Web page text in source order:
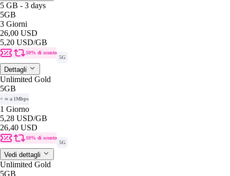
5 GB - 3 days
5GB
3 Giorni
26,00 USD
5,20 USD/GB
10% di sconto
5G
Dettagli
Unlimited Gold
5GB
+ ∞ a 1Mbps
1 Giorno
5,28 USD/GB
26,40 USD
10% di sconto
5G
Vedi dettagli
Unlimited Gold
5GB